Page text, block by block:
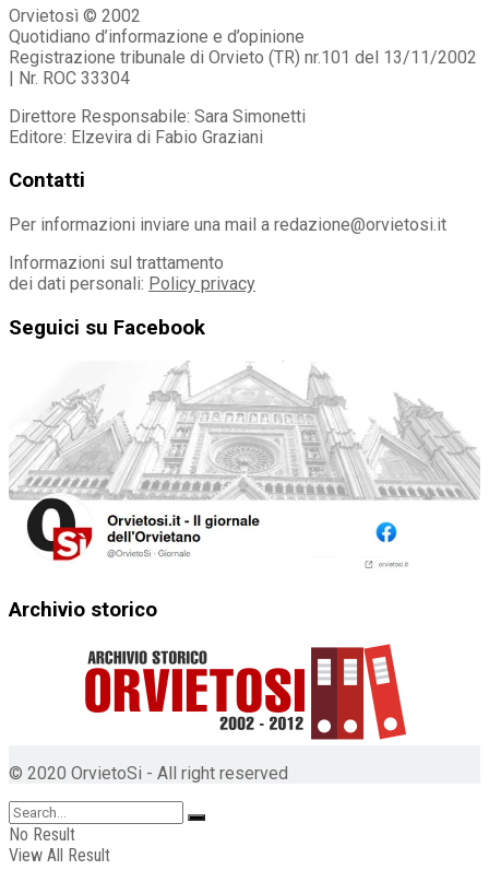
Orvietosì © 2002
Quotidiano d’informazione e d’opinione
Registrazione tribunale di Orvieto (TR) nr.101 del 13/11/2002
| Nr. ROC 33304
Direttore Responsabile: Sara Simonetti
Editore: Elzevira di Fabio Graziani
Contatti
Per informazioni inviare una mail a redazione@orvietosi.it
Informazioni sul trattamento
dei dati personali: Policy privacy
Seguici su Facebook
Archivio storico
© 2020 OrvietoSi - All right reserved
No Result
View All Result